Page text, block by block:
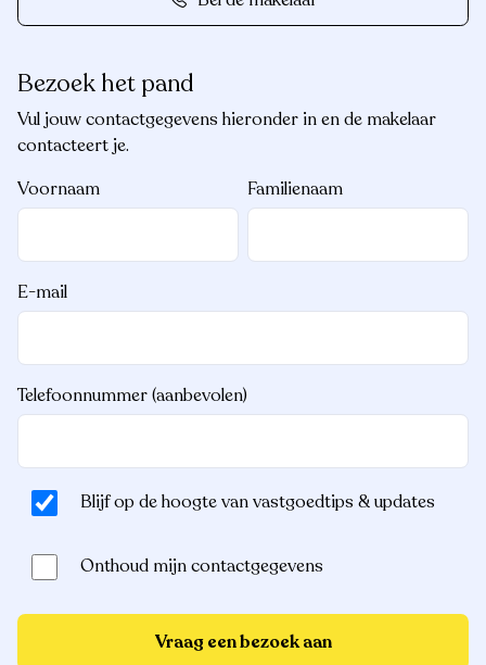
Bezoek het pand
Vul jouw contactgegevens hieronder in en de makelaar
contacteert je.
Voornaam
Familienaam
E-mail
Telefoonnummer (aanbevolen)
Blijf op de hoogte van vastgoedtips & updates
Onthoud mijn contactgegevens
Vraag een bezoek aan